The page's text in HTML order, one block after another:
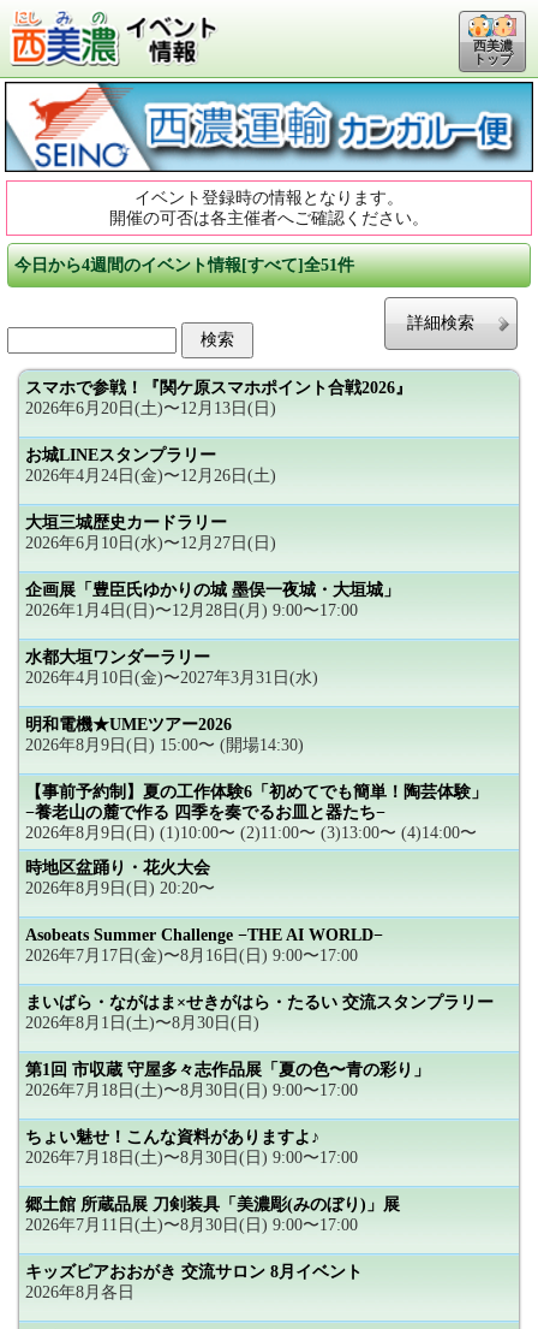
西美濃
トップ
イベント登録時の情報となります。
開催の可否は各主催者へご確認ください。
今日から4週間のイベント情報[すべて]全51件
詳細検索
スマホで参戦！『関ケ原スマホポイント合戦2026』
2026年6月20日(土)〜12月13日(日)
お城LINEスタンプラリー
2026年4月24日(金)〜12月26日(土)
大垣三城歴史カードラリー
2026年6月10日(水)〜12月27日(日)
企画展「豊臣氏ゆかりの城 墨俣一夜城・大垣城」
2026年1月4日(日)〜12月28日(月) 9:00〜17:00
水都大垣ワンダーラリー
2026年4月10日(金)〜2027年3月31日(水)
明和電機★UMEツアー2026
2026年8月9日(日) 15:00〜 (開場14:30)
【事前予約制】夏の工作体験6「初めてでも簡単！陶芸体験」
−養老山の麓で作る 四季を奏でるお皿と器たち−
2026年8月9日(日) (1)10:00〜 (2)11:00〜 (3)13:00〜 (4)14:00〜
時地区盆踊り・花火大会
2026年8月9日(日) 20:20〜
Asobeats Summer Challenge −THE AI WORLD−
2026年7月17日(金)〜8月16日(日) 9:00〜17:00
まいばら・ながはま×せきがはら・たるい 交流スタンプラリー
2026年8月1日(土)〜8月30日(日)
第1回 市収蔵 守屋多々志作品展「夏の色〜青の彩り」
2026年7月18日(土)〜8月30日(日) 9:00〜17:00
ちょい魅せ！こんな資料がありますよ♪
2026年7月18日(土)〜8月30日(日) 9:00〜17:00
郷土館 所蔵品展 刀剣装具「美濃彫(みのぼり)」展
2026年7月11日(土)〜8月30日(日) 9:00〜17:00
キッズピアおおがき 交流サロン 8月イベント
2026年8月各日